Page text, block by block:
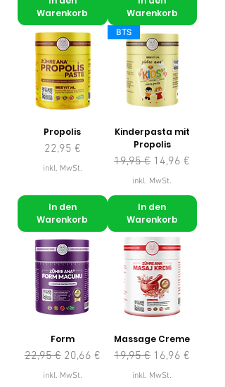
Warenkorb
Warenkorb
Propolis
Preis
22,95 €
inkl. MwSt.
In den
Warenkorb
BTS
Kinderpasta mit
Propolis
Standardpreis
19,95 € Sale-Preis
14,96 €
inkl. MwSt.
In den
Warenkorb
Form
Standardpreis
22,95 € Sale-Preis
20,66 €
inkl. MwSt.
Massage Creme
Standardpreis
19,95 € Sale-Preis
16,96 €
inkl. MwSt.